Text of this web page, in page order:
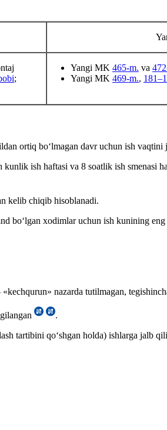
;
Yangi MK 465-m. va
Yangi MK 469-m.,
ortiq boʻlmagan davr uchun ish
ish haftasi va 8 soatlik ish smenasi
kelib chiqib hisoblanadi.
boʻlgan хodimlar uchun ish kunining
nazarda tutilmagan,
.
tartibini qoʻshgan holda) ishlarga jalb